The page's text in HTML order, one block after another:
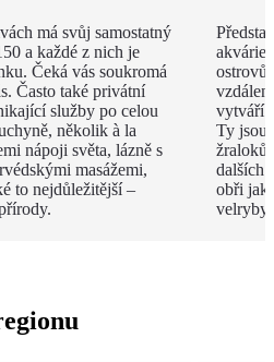
má svůj samostatný
a každé z nich je
Čeká vás soukromá
Často také privátní
služby po celou
několik à la
nápoji světa, lázně s
masážemi,
to nejdůležitější –
ostrovů
vytváří
Ty jsou
dalších
obři
velryby.